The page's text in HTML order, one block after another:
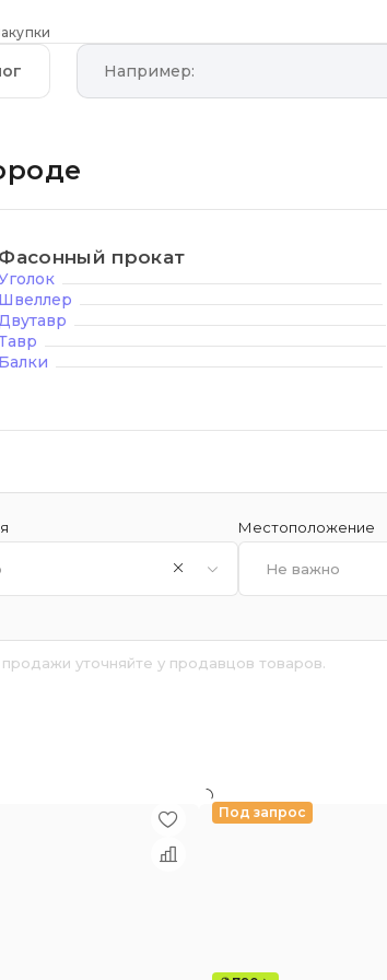
Фасонный прокат
Швеллер
Балки
Местоположение
Не важно
уточняйте у продавцов товаров.
Под запрос